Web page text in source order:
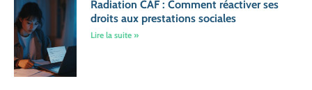
Radiation CAF : Comment réactiver ses
droits aux prestations sociales
Lire la suite »